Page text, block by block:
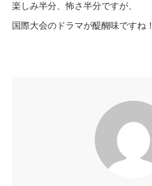
楽しみ半分、怖さ半分ですが、
国際大会のドラマが醍醐味ですね！